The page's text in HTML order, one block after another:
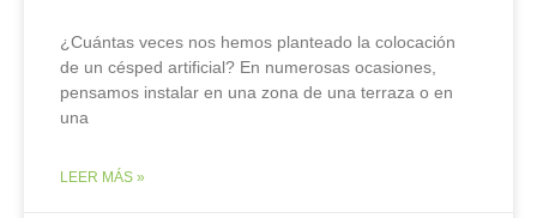
¿Cuántas veces nos hemos planteado la colocación
de un césped artificial? En numerosas ocasiones,
pensamos instalar en una zona de una terraza o en
una
LEER MÁS »